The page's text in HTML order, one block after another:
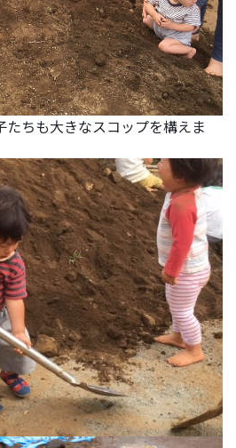
ちも大きなスコップを構えま